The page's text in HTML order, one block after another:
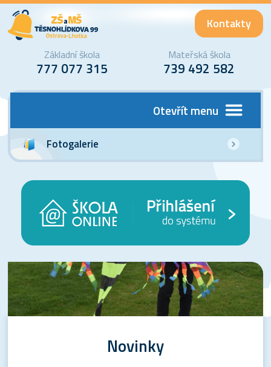
Kontakty
Základní škola
777 077 315
Mateřská škola
739 492 582
Otevřít menu
Fotogalerie
Novinky